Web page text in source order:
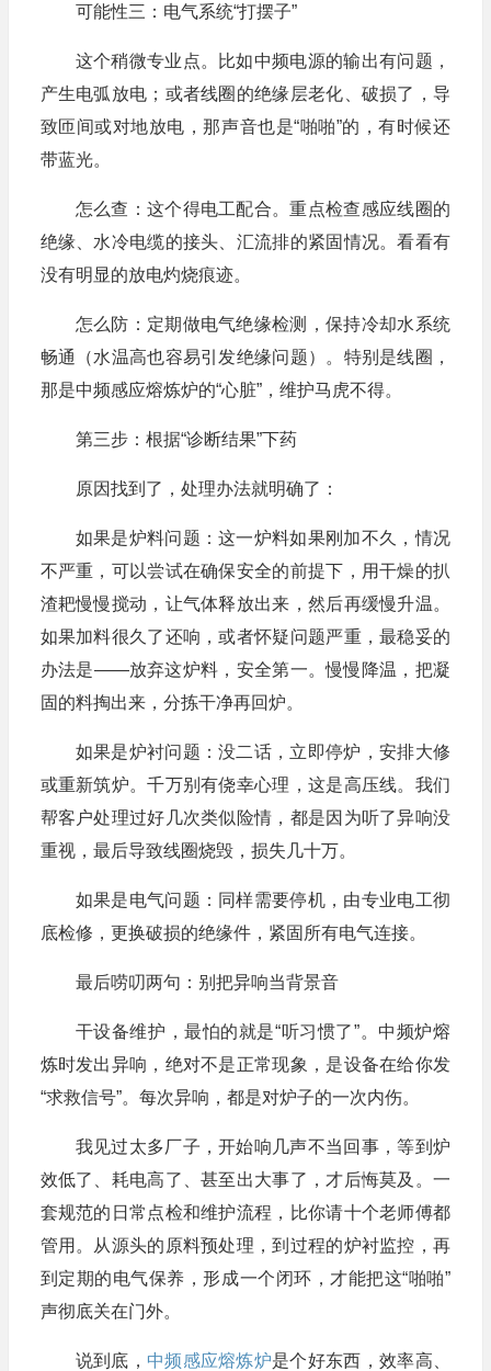
可能性三：电气系统“打摆子”
这个稍微专业点。比如中频电源的输出有问题，
产生电弧放电；或者线圈的绝缘层老化、破损了，导
致匝间或对地放电，那声音也是“啪啪”的，有时候还
带蓝光。
怎么查：这个得电工配合。重点检查感应线圈的
绝缘、水冷电缆的接头、汇流排的紧固情况。看看有
没有明显的放电灼烧痕迹。
怎么防：定期做电气绝缘检测，保持冷却水系统
畅通（水温高也容易引发绝缘问题）。特别是线圈，
那是中频感应熔炼炉的“心脏”，维护马虎不得。
第三步：根据“诊断结果”下药
原因找到了，处理办法就明确了：
如果是炉料问题：这一炉料如果刚加不久，情况
不严重，可以尝试在确保安全的前提下，用干燥的扒
渣耙慢慢搅动，让气体释放出来，然后再缓慢升温。
如果加料很久了还响，或者怀疑问题严重，最稳妥的
办法是——放弃这炉料，安全第一。慢慢降温，把凝
固的料掏出来，分拣干净再回炉。
如果是炉衬问题：没二话，立即停炉，安排大修
或重新筑炉。千万别有侥幸心理，这是高压线。我们
帮客户处理过好几次类似险情，都是因为听了异响没
重视，最后导致线圈烧毁，损失几十万。
如果是电气问题：同样需要停机，由专业电工彻
底检修，更换破损的绝缘件，紧固所有电气连接。
最后唠叨两句：别把异响当背景音
干设备维护，最怕的就是“听习惯了”。中频炉熔
炼时发出异响，绝对不是正常现象，是设备在给你发
“求救信号”。每次异响，都是对炉子的一次内伤。
我见过太多厂子，开始响几声不当回事，等到炉
效低了、耗电高了、甚至出大事了，才后悔莫及。一
套规范的日常点检和维护流程，比你请十个老师傅都
管用。从源头的原料预处理，到过程的炉衬监控，再
到定期的电气保养，形成一个闭环，才能把这“啪啪”
声彻底关在门外。
说到底， 中频感应熔炼炉是个好东西，效率高、